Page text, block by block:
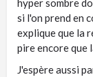
si l'on prend en
explique que la
pire encore que
J'espère aussi